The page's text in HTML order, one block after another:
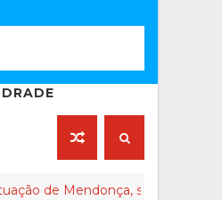
segundo seus críticos